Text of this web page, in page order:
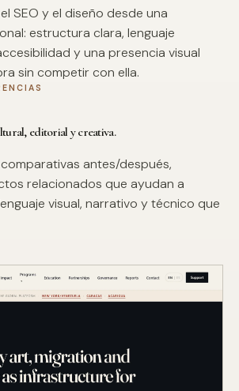
SEO y el diseño desde una
estructura clara, lenguaje
y una presencia visual
sin competir con ella.
editorial y creativa.
antes/después,
relacionados que ayudan a
visual, narrativo y técnico que